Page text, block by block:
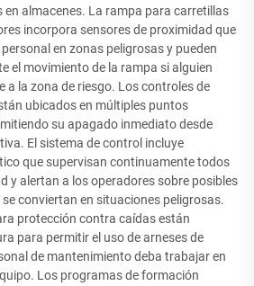
almacenes. La rampa para carretillas
incorpora sensores de proximidad que
en zonas peligrosas y pueden
el movimiento de la rampa si alguien
a la zona de riesgo. Los controles de
ubicados en múltiples puntos
su apagado inmediato desde
El sistema de control incluye
que supervisan continuamente todos
y alertan a los operadores sobre posibles
conviertan en situaciones peligrosas.
protección contra caídas están
para permitir el uso de arneses de
de mantenimiento deba trabajar en
Los programas de formación